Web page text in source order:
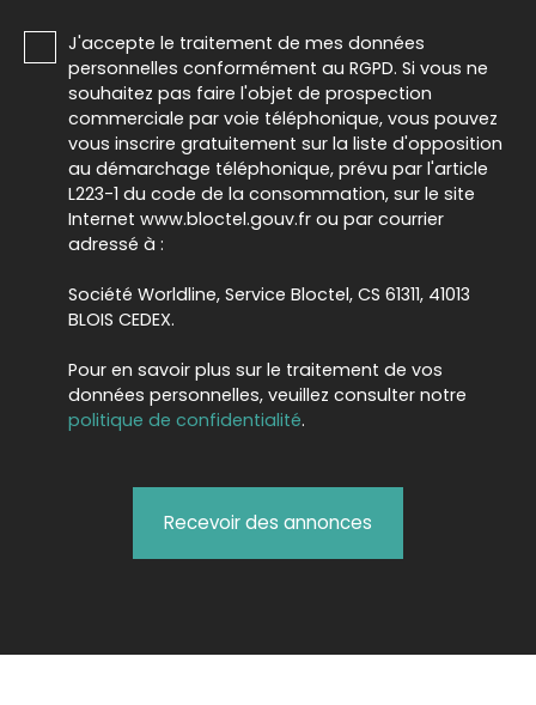
J'accepte le traitement de mes données
personnelles conformément au RGPD. Si vous ne
souhaitez pas faire l'objet de prospection
commerciale par voie téléphonique, vous pouvez
vous inscrire gratuitement sur la liste d'opposition
au démarchage téléphonique, prévu par l'article
L223-1 du code de la consommation, sur le site
Internet www.bloctel.gouv.fr ou par courrier
adressé à :
Société Worldline, Service Bloctel, CS 61311, 41013
BLOIS CEDEX.
Pour en savoir plus sur le traitement de vos
données personnelles, veuillez consulter notre
politique de confidentialité.
Recevoir des annonces